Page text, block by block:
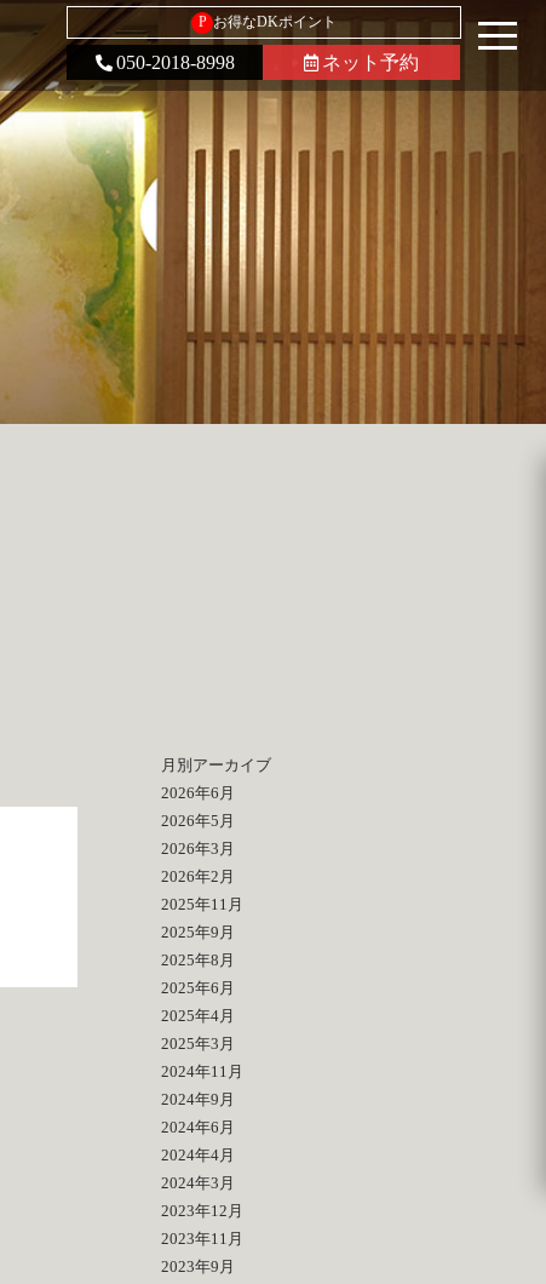
P お得なDKポイント
050-2018-8998 ネット予約
月別アーカイブ
2026年6月
2026年5月
2026年3月
2026年2月
2025年11月
2025年9月
2025年8月
2025年6月
2025年4月
2025年3月
2024年11月
2024年9月
2024年6月
2024年4月
2024年3月
2023年12月
2023年11月
2023年9月